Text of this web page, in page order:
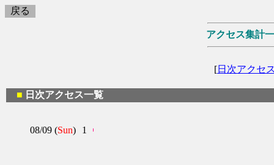
戻る
アクセス集計
[日次アクセ
■ 日次アクセス一覧
08/09 (Sun) 1